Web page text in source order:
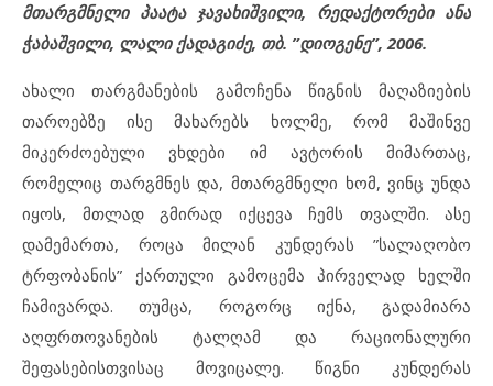
მთარგმნელი პაატა ჯავახიშვილი, რედაქტორები ანა
ჭაბაშვილი, ლალი ქადაგიძე, თბ. ”დიოგენე”, 2006.
ახალი თარგმანების გამოჩენა წიგნის მაღაზიების
თაროებზე ისე მახარებს ხოლმე, რომ მაშინვე
მიკერძოებული ვხდები იმ ავტორის მიმართაც,
რომელიც თარგმნეს და, მთარგმნელი ხომ, ვინც უნდა
იყოს, მთლად გმირად იქცევა ჩემს თვალში. ასე
დამემართა, როცა მილან კუნდერას ”სალაღობო
ტრფობანის” ქართული გამოცემა პირველად ხელში
ჩამივარდა. თუმცა, როგორც იქნა, გადამიარა
აღფრთოვანების ტალღამ და რაციონალური
შეფასებისთვისაც მოვიცალე. წიგნი კუნდერას